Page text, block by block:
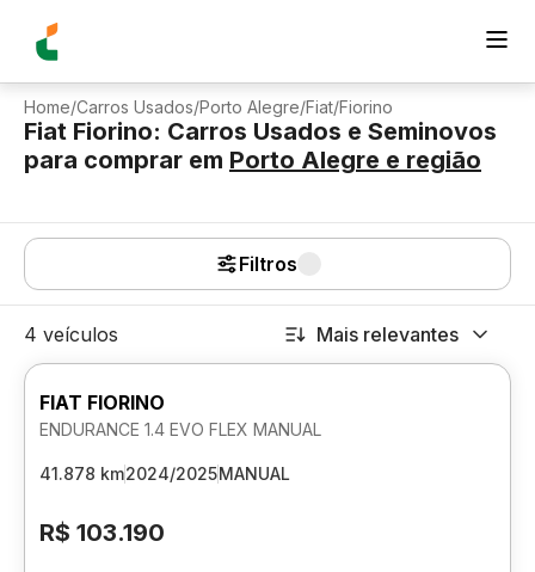
Home/Carros Usados/Porto Alegre/Fiat/Fiorino
Fiat Fiorino: Carros Usados e Seminovos
para comprar em Porto Alegre e região
Filtros
4 veículos Mais relevantes
FIAT FIORINO
ENDURANCE 1.4 EVO FLEX MANUAL
41.878 km2024/2025MANUAL
R$ 103.190